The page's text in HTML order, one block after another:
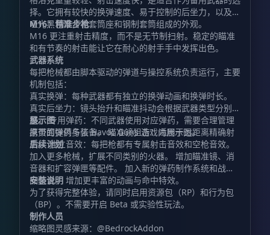
择。它拥有较快的换弹速度、易于控制的后坐力，以及由
哑光黑色聚合物套筒座和钢制套筒组成的外观。
M16：精准步枪
M16 更注重射击精度，而不是无节制扫射。稳定的瞄准
和有节奏的射击能让它在耐心的射手手中发挥出色。
武器系统
每把枪械都由脚本驱动的弹道与操控系统负责运行，主要
机制包括：
真实换弹：每种武器都有独立的换弹动画和换弹时长。
真实后坐力：镜头抬升和瞄准抖动会根据武器类型分别调
整。 专用弹药：不同武器使用对应弹药，需要合理管理
携带的弹药与装备。 瞄准镜狙击：适用于远距离精确射
击。 独立音效：每把枪都有专属射击音效和空枪音效。
展示图
原页面提供多张 Havoc Guns 游戏内展示图。
后续计划
加入更多枪械，扩展不同类别的火器。 增加瞄准镜、消
音器和扩容弹匣等配件。 加入新的弹药制作系统和战利
品整合。 增加更丰富的动画与命中特效。
安装说明
为了获得完整体验，请同时启用资源包（RP）和行为包
（BP）。不需要开启 Beta 或实验性玩法。
制作人员
缩略图灵感来源：@BedrockAddon